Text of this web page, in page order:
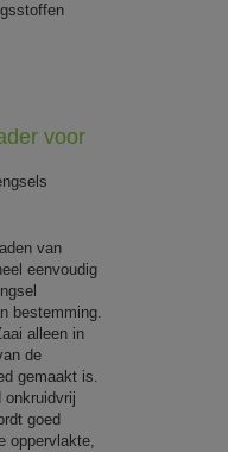
voor
van
eenvoudig
bestemming.
alleen in
de
gemaakt is.
onkruidvrij
goed
oppervlakte,